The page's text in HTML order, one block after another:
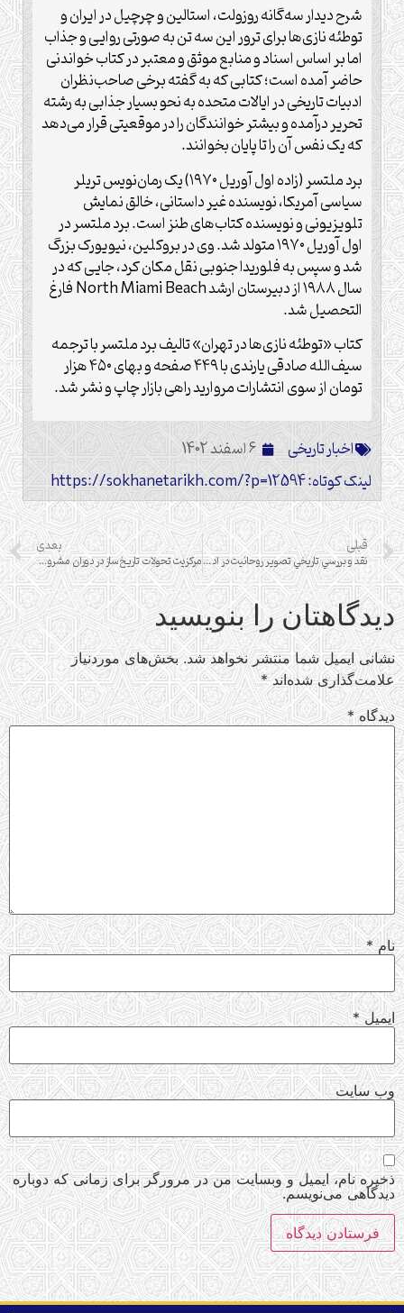
شرح دیدار سه‌گانه روزولت، استالین و چرچیل در ایران و
توطئه نازی‌ها برای ترور این سه تن به صورتی روایی و جذاب
اما بر اساس اسناد و منابع موثق و معتبر در کتاب خواندنی
حاضر آمده است؛ کتابی که به گفته برخی صاحب‌نظران
ادبیات تاریخی در ایالات متحده به نحو بسیار جذابی به رشته
تحریر درآمده و بیشتر خوانندگان را در موقعیتی قرار می‌دهد
که یک نفس آن را تا پایان بخوانند.
برد ملتسر (زاده اول آوریل ۱۹۷۰) یک رمان‌نویس تریلر
سیاسی آمریکا، نویسنده غیر داستانی، خالق نمایش
تلویزیونی و نویسنده کتاب‌های طنز است. برد ملتسر در
اول آوریل ۱۹۷۰ متولد شد. وی در بروکلین، نیویورک بزرگ
شد و سپس به فلوریدا جنوبی نقل مکان کرد، جایی که در
سال ۱۹۸۸ از دبیرستان ارشد North Miami Beach فارغ
التحصیل شد.
کتاب «توطئه نازی‌ها در تهران» تالیف برد ملتسر با ترجمه
سیف‌الله صادقی یارندی با ۴۴۹ صفحه و بهای ۴۵۰ هزار
تومان از سوی انتشارات مروارید راهی بازار چاپ و نشر شد.
اخبار تاریخی
6 اسفند 1402
لینک کوتاه: https://sokhanetarikh.com/?p=12594
قبلی
نقد و بررسي تاريخي تصوير روحانيت در ادبيات داستاني قبل از انقلاب اسلامي (1300-1357ش)
بعدی
مرکزیت تحولات تاریخ‌ساز در دوران مشروطه
دیدگاهتان را بنویسید
نشانی ایمیل شما منتشر نخواهد شد. بخش‌های موردنیاز
علامت‌گذاری شده‌اند*
دیدگاه*
نام*
ایمیل*
وب‌ سایت
ذخیره نام، ایمیل و وبسایت من در مرورگر برای زمانی که دوباره
دیدگاهی می‌نویسم.